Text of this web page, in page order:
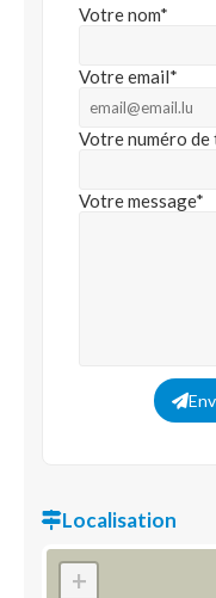
Votre nom*
Votre email*
Votre numéro de
Votre message*
Localisation
+